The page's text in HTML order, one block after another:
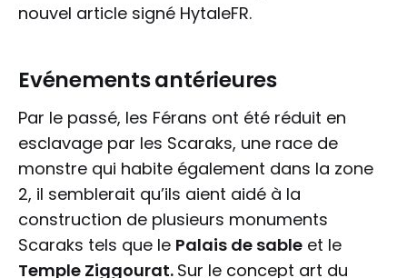
nouvel article signé HytaleFR.
Evénements antérieures
Par le passé, les Férans ont été réduit en
esclavage par les Scaraks, une race de
monstre qui habite également dans la zone
2, il semblerait qu’ils aient aidé à la
construction de plusieurs monuments
Scaraks tels que le Palais de sable et le
Temple Ziggourat. Sur le concept art du